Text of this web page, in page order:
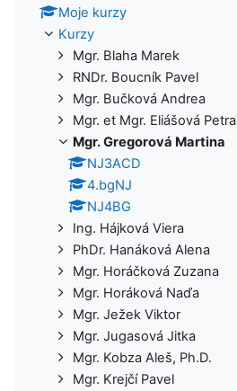
Moje kurzy
Kurzy
Mgr. Blaha Marek
RNDr. Boucník Pavel
Mgr. Bučková Andrea
Mgr. et Mgr. Eliášová Petra
Mgr. Gregorová Martina
NJ3ACD
4.bgNJ
NJ4BG
Ing. Hájková Viera
PhDr. Hanáková Alena
Mgr. Horáčková Zuzana
Mgr. Horáková Naďa
Mgr. Ježek Viktor
Mgr. Jugasová Jitka
Mgr. Kobza Aleš, Ph.D.
Mgr. Krejčí Pavel